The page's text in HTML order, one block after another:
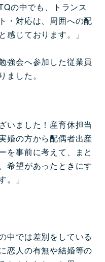
の中でも、トランス
・対応は、周囲への配
感じております。」
強会へ参加した従業員
ました。
いました！産育休担当
婚の方から配偶者出産
を事前に考えて、まと
希望があったときにす
。」
中では差別をしている
恋人の有無や結婚等の